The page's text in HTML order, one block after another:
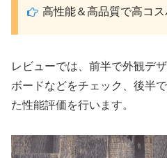
高性能＆高品質で高コス
レビューでは、前半で外観デ
ボードなどをチェック、後半
た性能評価を行います。